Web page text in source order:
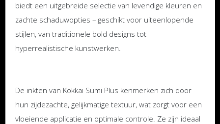
biedt een uitgebreide selectie van levendige kleuren en
zachte schaduwopties – geschikt voor uiteenlopende
stijlen, van traditionele bold designs tot
hyperrealistische kunstwerken.
De inkten van Kokkai Sumi Plus kenmerken zich door
hun zijdezachte, gelijkmatige textuur, wat zorgt voor een
vloeiende applicatie en optimale controle. Ze zijn ideaal